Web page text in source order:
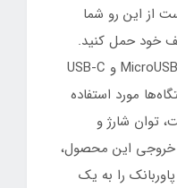
میلی‌متر است از این رو شما
خود حمل کنید.
پورت‌های این پاوربانک، از نوع MicroUSB و USB-C
مورد استفاده
توان شارژ و
خروجی این محصول،
را به یک